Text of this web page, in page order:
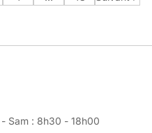
- Sam : 8h30 - 18h00